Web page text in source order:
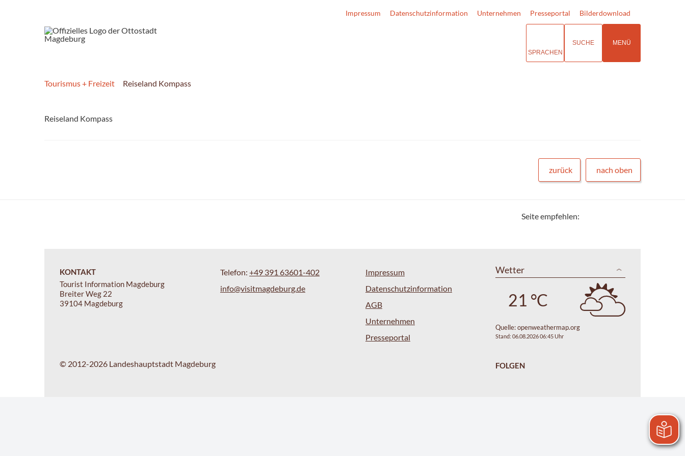
Impressum Datenschutzinformation Unternehmen Presseportal Bilderdownload
SPRACHEN
SUCHE MENÜ
Tourismus + Freizeit Reiseland Kompass
Reiseland Kompass
zurück nach oben
Seite empfehlen:
KONTAKT
Tourist Information Magdeburg
Breiter Weg 22
39104 Magdeburg
Telefon: +49 391 63601-402
info@visitmagdeburg.de
Impressum
Datenschutzinformation
AGB
Unternehmen
Presseportal
Wetter
21 °C
Quelle:openweathermap.org
Stand: 06.08.2026 06:45 Uhr
© 2012-2026 Landeshauptstadt Magdeburg FOLGEN